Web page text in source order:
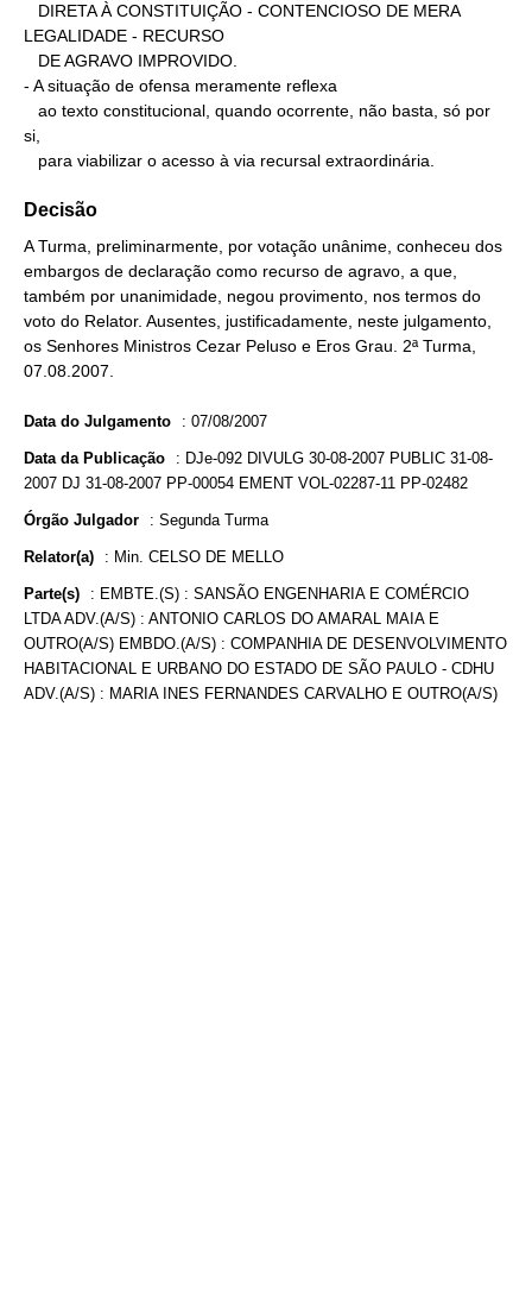
LEGALIDADE - RECURSO
- A situação de ofensa meramente reflexa
si,
   para viabilizar o acesso à via recursal extraordinária.
Decisão
A Turma, preliminarmente, por votação unânime, conheceu dos
embargos de declaração como recurso de agravo, a que,
também por unanimidade, negou provimento, nos termos do
voto do Relator. Ausentes, justificadamente, neste julgamento,
os Senhores Ministros Cezar Peluso e Eros Grau. 2ª Turma,
07.08.2007.
Data do Julgamento : 07/08/2007
Data da Publicação : DJe-092 DIVULG 30-08-2007 PUBLIC 31-08-
2007 DJ 31-08-2007 PP-00054 EMENT VOL-02287-11 PP-02482
Órgão Julgador : Segunda Turma
Relator(a) : Min. CELSO DE MELLO
Parte(s) : EMBTE.(S) : SANSÃO ENGENHARIA E COMÉRCIO
LTDA ADV.(A/S) : ANTONIO CARLOS DO AMARAL MAIA E
OUTRO(A/S) EMBDO.(A/S) : COMPANHIA DE DESENVOLVIMENTO
HABITACIONAL E URBANO DO ESTADO DE SÃO PAULO - CDHU
ADV.(A/S) : MARIA INES FERNANDES CARVALHO E OUTRO(A/S)